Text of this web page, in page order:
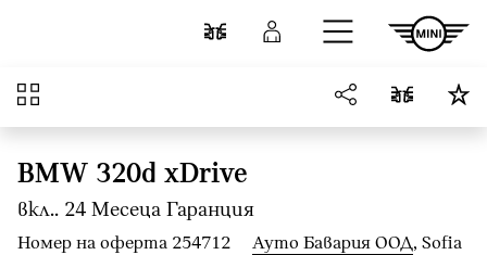
Към основното съдържание
CравнетеВход
Преглед
BMW 320d xDrive
вкл.. 24 Mесеца Гаранция
Номер на оферта 254712 Ауто Бавария ООД, Sofia